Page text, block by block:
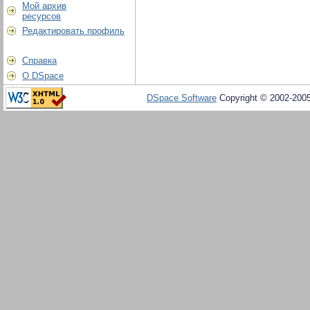
Мой архив
ресурсов
Редактировать профиль
Справка
О DSpace
DSpace Software Copyright © 2002-